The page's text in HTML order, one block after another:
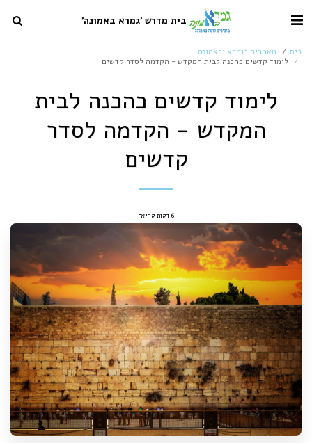
בית מדרש 'גמרא באמונה'
בית
מאמרים בגמרא ובאמונה
לימוד קדשים כהכנה לבית המקדש - הקדמה לסדר קדשים
לימוד קדשים כהכנה לבית
המקדש - הקדמה לסדר
קדשים
6 דקות קריאה